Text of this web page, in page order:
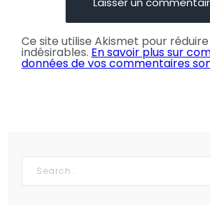
Ce site utilise Akismet pour
indésirables. En savoir plus sur
données de vos commentaires